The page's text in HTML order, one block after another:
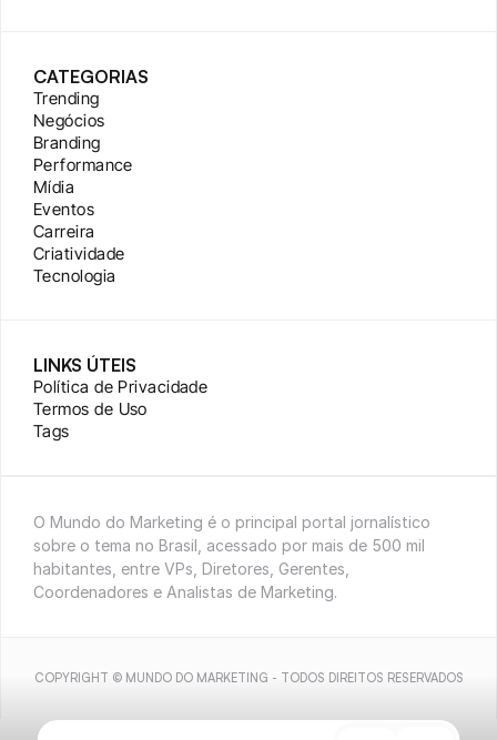
CATEGORIAS
Trending
Negócios
Branding
Performance
Mídia
Eventos
Carreira
Criatividade
Tecnologia
LINKS ÚTEIS
Política de Privacidade
Termos de Uso
Tags
O Mundo do Marketing é o principal portal jornalístico
sobre o tema no Brasil, acessado por mais de 500 mil
habitantes, entre VPs, Diretores, Gerentes,
Coordenadores e Analistas de Marketing.
COPYRIGHT © MUNDO DO MARKETING - TODOS DIREITOS RESERVADOS